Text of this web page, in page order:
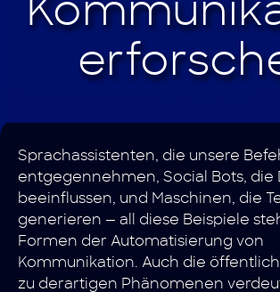
Sprachassistenten, die unsere
entgegennehmen, Social Bots, die
beeinflussen, und Maschinen, die
generieren — all diese Beispiele
Formen der Automatisierung von
Kommunikation. Auch die
zu derartigen Phänomenen